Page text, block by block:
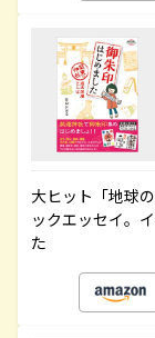
大ヒット「地球
ックエッセイ。
た